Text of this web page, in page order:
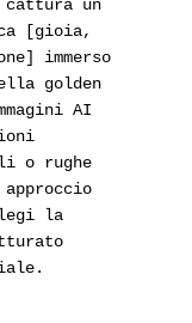
un
[gioia,
immerso
golden
AI
o rughe
la